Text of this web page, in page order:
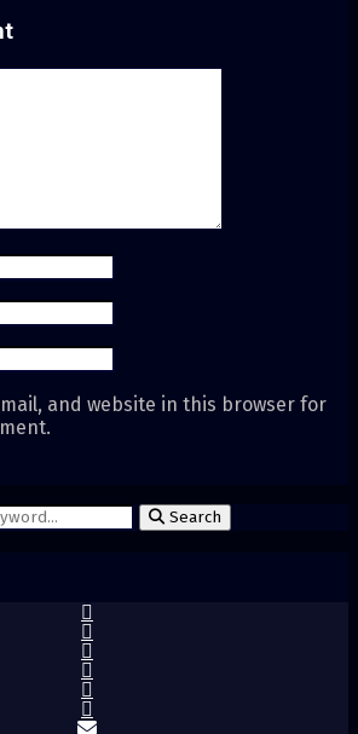
and website in this browser for
Search